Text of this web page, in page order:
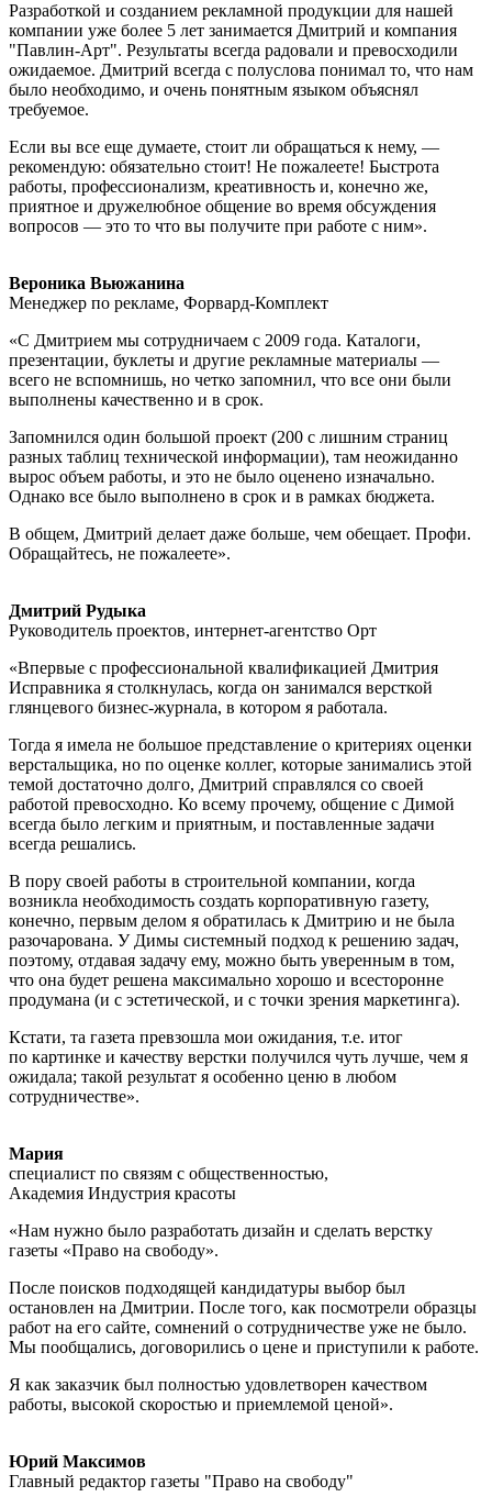
Разработкой и созданием рекламной продукции для нашей
компании уже более 5 лет занимается Дмитрий и компания
"Павлин-Арт". Результаты всегда радовали и превосходили
ожидаемое. Дмитрий всегда с полуслова понимал то, что нам
было необходимо, и очень понятным языком объяснял
требуемое.
Если вы все еще думаете, стоит ли обращаться к нему, —
рекомендую: обязательно стоит! Не пожалеете! Быстрота
работы, профессионализм, креативность и, конечно же,
приятное и дружелюбное общение во время обсуждения
вопросов — это то что вы получите при работе с ним».
Вероника Вьюжанина
Менеджер по рекламе, Форвард-Комплект
«С Дмитрием мы сотрудничаем с 2009 года. Каталоги,
презентации, буклеты и другие рекламные материалы —
всего не вспомнишь, но четко запомнил, что все они были
выполнены качественно и в срок.
Запомнился один большой проект (200 с лишним страниц
разных таблиц технической информации), там неожиданно
вырос объем работы, и это не было оценено изначально.
Однако все было выполнено в срок и в рамках бюджета.
В общем, Дмитрий делает даже больше, чем обещает. Профи.
Обращайтесь, не пожалеете».
Дмитрий Рудыка
Руководитель проектов, интернет-агентство Орт
«Впервые с профессиональной квалификацией Дмитрия
Исправника я столкнулась, когда он занимался версткой
глянцевого бизнес-журнала, в котором я работала.
Тогда я имела не большое представление о критериях оценки
верстальщика, но по оценке коллег, которые занимались этой
темой достаточно долго, Дмитрий справлялся со своей
работой превосходно. Ко всему прочему, общение с Димой
всегда было легким и приятным, и поставленные задачи
всегда решались.
В пору своей работы в строительной компании, когда
возникла необходимость создать корпоративную газету,
конечно, первым делом я обратилась к Дмитрию и не была
разочарована. У Димы системный подход к решению задач,
поэтому, отдавая задачу ему, можно быть уверенным в том,
что она будет решена максимально хорошо и всесторонне
продумана (и с эстетической, и с точки зрения маркетинга).
Кстати, та газета превзошла мои ожидания, т.е. итог
по картинке и качеству верстки получился чуть лучше, чем я
ожидала; такой результат я особенно ценю в любом
сотрудничестве».
Мария
специалист по связям с общественностью,
Академия Индустрия красоты
«Нам нужно было разработать дизайн и сделать верстку
газеты «Право на свободу».
После поисков подходящей кандидатуры выбор был
остановлен на Дмитрии. После того, как посмотрели образцы
работ на его сайте, сомнений о сотрудничестве уже не было.
Мы пообщались, договорились о цене и приступили к работе.
Я как заказчик был полностью удовлетворен качеством
работы, высокой скоростью и приемлемой ценой».
Юрий Максимов
Главный редактор газеты "Право на свободу"